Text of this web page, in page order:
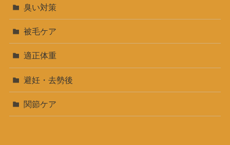
臭い対策
被毛ケア
適正体重
避妊・去勢後
関節ケア